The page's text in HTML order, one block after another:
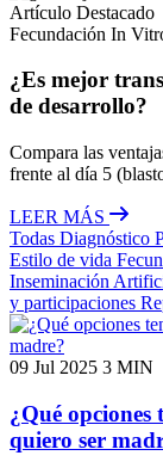
Artículo Destacado
Fecundación In
¿Es mejor
de desarrollo?
Compara las
frente al día 5
LEER MÁS
Todas Diagnóstico
Estilo de vida
Inseminación
y participaciones
09 Jul 2025 3 MIN
¿Qué opciones
quiero ser